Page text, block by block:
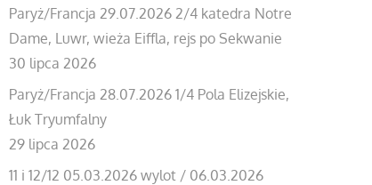
Paryż/Francja 29.07.2026 2/4 katedra Notre
Dame, Luwr, wieża Eiffla, rejs po Sekwanie
30 lipca 2026
Paryż/Francja 28.07.2026 1/4 Pola Elizejskie,
Łuk Tryumfalny
29 lipca 2026
11 i 12/12 05.03.2026 wylot / 06.03.2026